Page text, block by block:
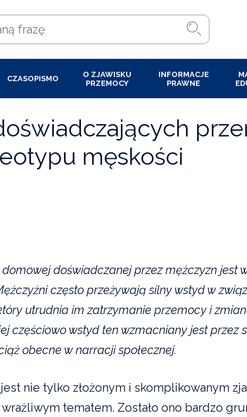
CZASOPISMO
O ZJAWISKU
PRZEMOCY
INFORMACJE
PRAWNE
męskości
doświadczanej przez mężczyzn jest
często przeżywają silny wstyd w
utrudnia im zatrzymanie przemocy i
częściowo wstyd ten wzmacniany jest przez
obecne w narracji społecznej.
nie tylko złożonym i skomplikowanym
tematem. Zostało ono bardzo